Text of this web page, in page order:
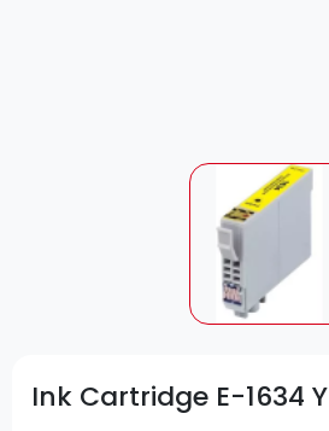
Ink Cartridge E-1634 Y